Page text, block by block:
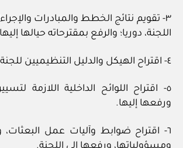
٣- تقويم نتائج الخطط والمبادرات
اللجنة، دوريا؛ والرفع بمقترحاته حيالها
٤- اقتراح الهيكل والدليل التنظيميين للجنة، ورفعهما إليها.
٥- اقتراح اللوائح الداخلية اللازمة
ورفعها إليها.
٦- اقتراح ضوابط وآليات عمل البعثات،